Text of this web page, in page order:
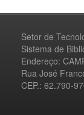
Setor de
Sistema de
Endereço:
Rua José
CEP.: 62.790-